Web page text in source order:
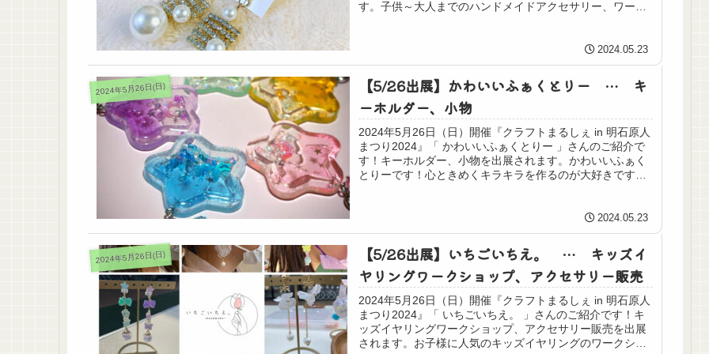
す。子供～大人までのハンドメイドアクセサリー、ワーク
2024.05.23
2024年5月26日(日)
【5/26出展】かわいいふぁくとりー … キ
ーホルダー、小物
2024年5月26日（日）開催『クラフトまるしぇ in 明石原人
まつり2024』「 かわいいふぁくとりー 」さんのご紹介で
す！キーホルダー、小物を出展されます。かわいいふぁく
とりーです！心ときめくキラキラを作るのが大好きです
2024.05.23
2024年5月26日(日)
【5/26出展】いちごいちえ。 … キッズイ
ヤリングワークショップ、アクセサリー販売
2024年5月26日（日）開催『クラフトまるしぇ in 明石原人
まつり2024』「 いちごいちえ。 」さんのご紹介です！キ
ッズイヤリングワークショップ、アクセサリー販売を出展
されます。お子様に人気のキッズイヤリングのワークショ